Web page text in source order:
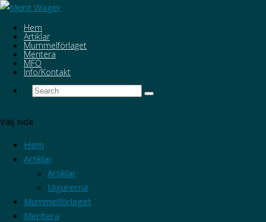
Hem
Artiklar
Mummelförlaget
Meritera
MFO
Info/Kontakt
Välj sida
Hem
Artiklar
Artiklar
Uigurerna
Mummelförlaget
Meritera